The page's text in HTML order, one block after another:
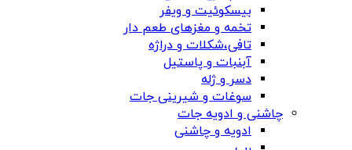
بیسکوئیت و ویفر
تخمه و مغزهای طعم دار
تافی،شکلات و دراژه
آبنبات و پاستیل
دسر و ژله
سوغات و شیرینی جات
چاشنی و ادویه جات
ادویه و چاشنی